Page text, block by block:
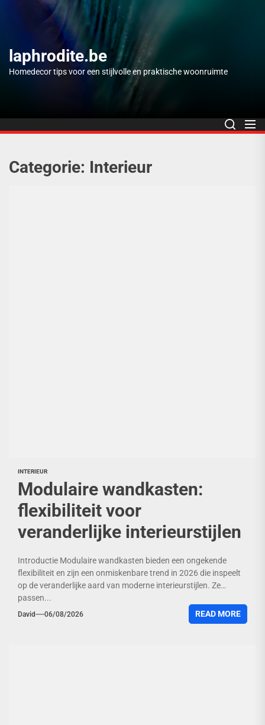
content
laphrodite.be
Homedecor tips voor een stijlvolle en praktische woonruimte
Categorie: Interieur
INTERIEUR
Modulaire wandkasten:
flexibiliteit voor
veranderlijke interieurstijlen
Introductie Modulaire wandkasten bieden een ongekende
flexibiliteit en zijn een onmiskenbare trend in 2026 die inspeelt
op de veranderlijke aard van moderne interieurstijlen. Ze
passen...
David 06/08/2026 READ MORE